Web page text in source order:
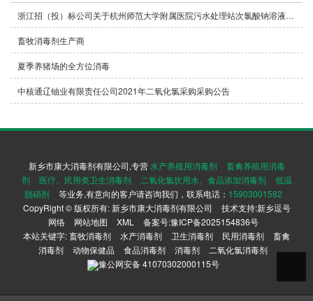
浙江招（投）标公司关于杭州师范大学附属医院污水处理站次氯酸钠溶液、二氧化氯片剂的公开招标公告
畜牧消毒剂生产商
夏季养猪场的全方位消毒
中核通辽铀业有限责任公司2021年二氧化氯采购采购公告
新乡市康大消毒剂有限公司,专营水产养殖用消毒剂
畜禽养殖用消毒
剂
医疗、民用类卫生消毒剂 二氧化氯饮用水、食品添加消毒剂
低温
脱硝剂
等业务,有意向的客户请咨询我们，联系电话： 15903001582
CopyRight © 版权所有: 新乡市康大消毒剂有限公司 技术支持:新乡逗号
网络
网站地图 XML 备案号:豫ICP备2025154836号
本站关键字:畜牧消毒剂 水产消毒剂 卫生消毒剂 民用消毒剂
畜禽
消毒剂
动物保健品 食品消毒剂 消毒剂
二氧化氯消毒剂
豫公网安备41070302000115号